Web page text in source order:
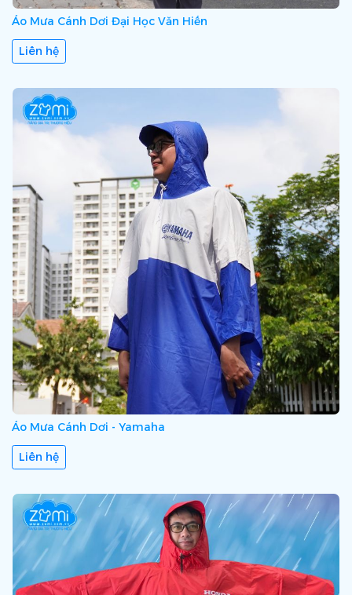
Áo Mưa Cánh Dơi Đại Học Văn Hiến
Liên hệ
Áo Mưa Cánh Dơi - Yamaha
Liên hệ